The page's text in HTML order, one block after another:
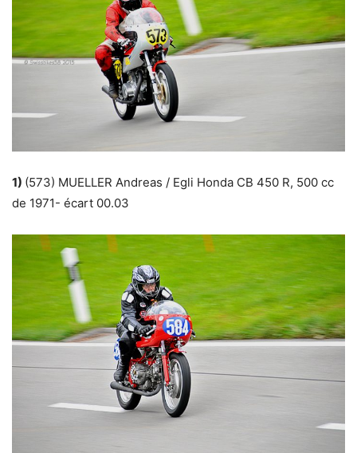
1) (573) MUELLER Andreas / Egli Honda CB 450 R, 500 cc
de 1971- écart 00.03